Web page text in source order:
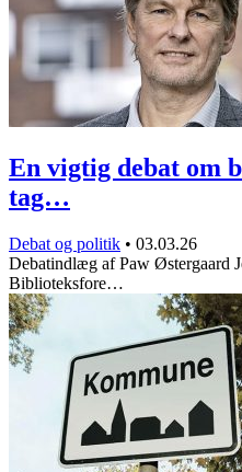
En vigtig debat om
tag…
Debat og politik • 03.03.26
Debatindlæg af Paw Østergaard
Biblioteksfore…